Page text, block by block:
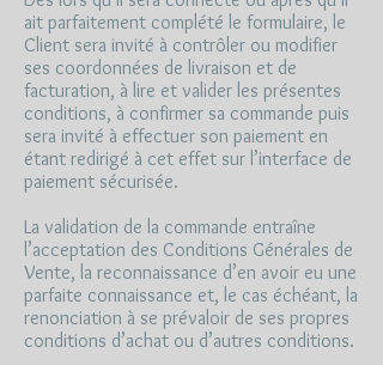
ait parfaitement complété le formulaire, le
Client sera invité à contrôler ou modifier
ses coordonnées de livraison et de
facturation, à lire et valider les présentes
conditions, à confirmer sa commande puis
sera invité à effectuer son paiement en
étant redirigé à cet effet sur l’interface de
paiement sécurisée.
La validation de la commande entraîne
l’acceptation des Conditions Générales de
Vente, la reconnaissance d’en avoir eu une
parfaite connaissance et, le cas échéant, la
renonciation à se prévaloir de ses propres
conditions d’achat ou d’autres conditions.